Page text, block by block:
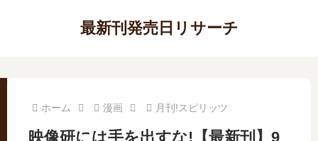
最新刊発売日リサーチ
ホーム 漫画 月刊!スピリッツ
映像研には手を出すな!【最新刊】9